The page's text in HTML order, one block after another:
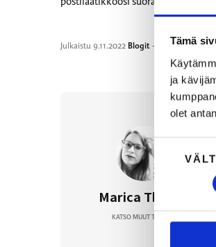
Tämä
ja
olet
valinta
Julkaistu 9.11.2022 Blogit-kategoriassa
Marica Thorén
KATSO MUUT TEKSTIT